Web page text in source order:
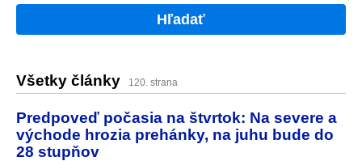
Hľadať
Všetky články 120. strana
Predpoveď počasia na štvrtok: Na severe a
východe hrozia prehánky, na juhu bude do
28 stupňov